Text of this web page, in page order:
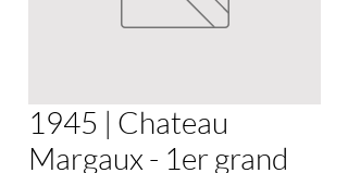
1945 | Chateau
Margaux - 1er grand